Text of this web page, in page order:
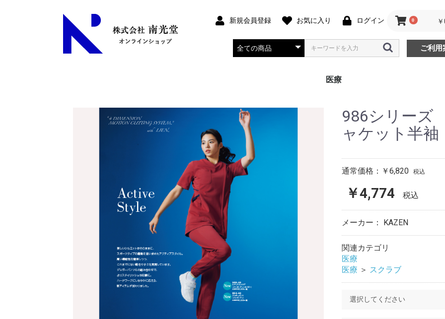
新規会員登録 お気に入り ログイン 0
ご利用
医療
986シリーズ
ャケット半袖
通常価格： ￥6,820 税込
￥4,774 税込
メーカー： KAZEN
関連カテゴリ
医療
医療 ＞ スクラブ